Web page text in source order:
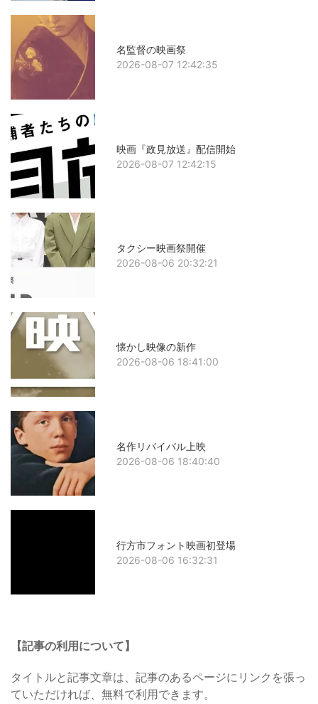
名監督の映画祭
2026-08-07 12:42:35
映画『政見放送』配信開始
2026-08-07 12:42:15
タクシー映画祭開催
2026-08-06 20:32:21
懐かし映像の新作
2026-08-06 18:41:00
名作リバイバル上映
2026-08-06 18:40:40
行方市フォント映画初登場
2026-08-06 16:32:31
【記事の利用について】
タイトルと記事文章は、記事のあるページにリンクを張っ
ていただければ、無料で利用できます。